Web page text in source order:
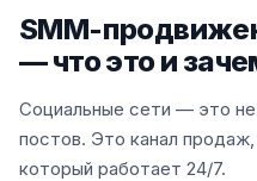
SMM-
— что это и
Социальные сети — это
постов. Это канал
который работает 24/7.